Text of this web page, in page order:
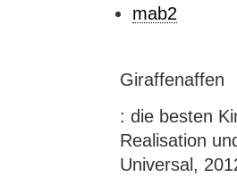
mab2
Giraffenaffen
: die besten
Realisation
Universal,